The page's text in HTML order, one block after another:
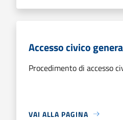
Accesso civico
Procedimento di accesso
VAI ALLA PAGINA